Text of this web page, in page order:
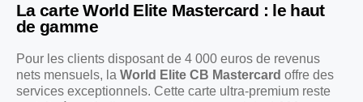
La carte World Elite Mastercard : le haut
de gamme
Pour les clients disposant de 4 000 euros de revenus
nets mensuels, la World Elite CB Mastercard offre des
services exceptionnels. Cette carte ultra-premium reste